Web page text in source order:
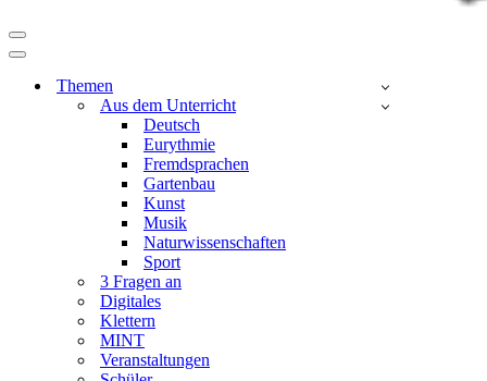
Navigationsmenü
Navigationsmenü
Themen
Aus dem Unterricht
Deutsch
Eurythmie
Fremdsprachen
Gartenbau
Kunst
Musik
Naturwissenschaften
Sport
3 Fragen an
Digitales
Klettern
MINT
Veranstaltungen